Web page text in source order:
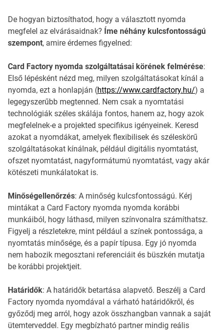
De hogyan biztosíthatod, hogy a választott nyomda
megfelel az elvárásaidnak? Íme néhány kulcsfontosságú
szempont, amire érdemes figyelned:
Card Factory nyomda szolgáltatásai körének felmérése:
Első lépésként nézd meg, milyen szolgáltatásokat kínál a
nyomda, ezt a honlapján (https://www.cardfactory.hu/) a
legegyszerűbb megtenned. Nem csak a nyomtatási
technológiák széles skálája fontos, hanem az, hogy azok
megfelelnek-e a projekted specifikus igényeinek. Keresd
azokat a nyomdákat, amelyek flexibilisek és széleskörű
szolgáltatásokat kínálnak, például digitális nyomtatást,
ofszet nyomtatást, nagyformátumú nyomtatást, vagy akár
kötészeti munkálatokat is.
Minőségellenőrzés: A minőség kulcsfontosságú. Kérj
mintákat a Card Factory nyomda nyomda korábbi
munkáiból, hogy láthasd, milyen színvonalra számíthatsz.
Figyelj a részletekre, mint például a színek pontossága, a
nyomtatás minősége, és a papír típusa. Egy jó nyomda
nem habozik megosztani referenciáit és büszkén mutatja
be korábbi projektjeit.
Határidők: A határidők betartása alapvető. Beszélj a Card
Factory nyomda nyomdával a várható határidőkről, és
győződj meg arról, hogy azok összhangban vannak a saját
ütemterveddel. Egy megbízható partner mindig reális